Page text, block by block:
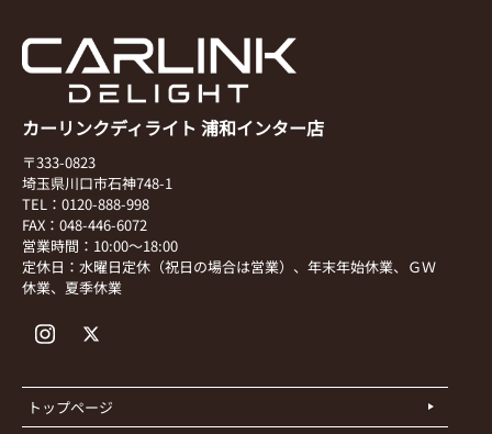
カーリンクディライト 浦和インター店
〒333-0823
埼玉県川口市石神748-1
TEL：0120-888-998
FAX：048-446-6072
営業時間：10:00～18:00
定休日：水曜日定休（祝日の場合は営業）、年末年始休業、ＧＷ
休業、夏季休業
トップページ